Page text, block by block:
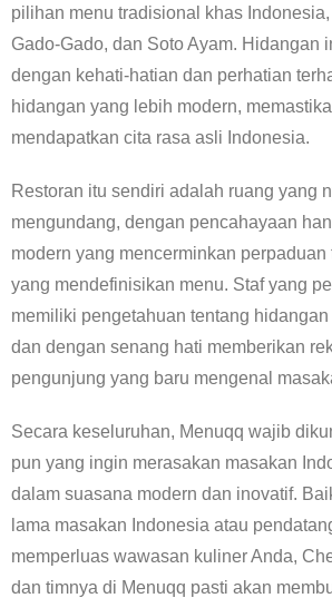
pilihan menu tradisional khas
Gado-Gado, dan Soto Ayam. Hidangan
dengan kehati-hatian dan perhatian
hidangan yang lebih modern,
mendapatkan cita rasa asli Indonesia.
Restoran itu sendiri adalah ruang yang
mengundang, dengan pencahayaan
modern yang mencerminkan
yang mendefinisikan menu. Staf yang
memiliki pengetahuan tentang
dan dengan senang hati memberikan
pengunjung yang baru mengenal
Secara keseluruhan, Menuqq wajib
pun yang ingin merasakan masakan
dalam suasana modern dan inovatif.
lama masakan Indonesia atau
memperluas wawasan kuliner Anda,
dan timnya di Menuqq pasti akan